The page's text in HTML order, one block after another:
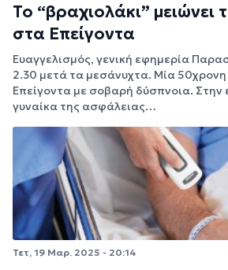
Το “βραχιολάκι” μειώνει
στα Επείγοντα
Ευαγγελισμός, γενική εφημερία
2.30 μετά τα μεσάνυχτα. Μία 50χρονη
Επείγοντα με σοβαρή δύσπνοια. Στην
γυναίκα της ασφάλειας…
Τετ, 19 Μαρ. 2025 - 20:14